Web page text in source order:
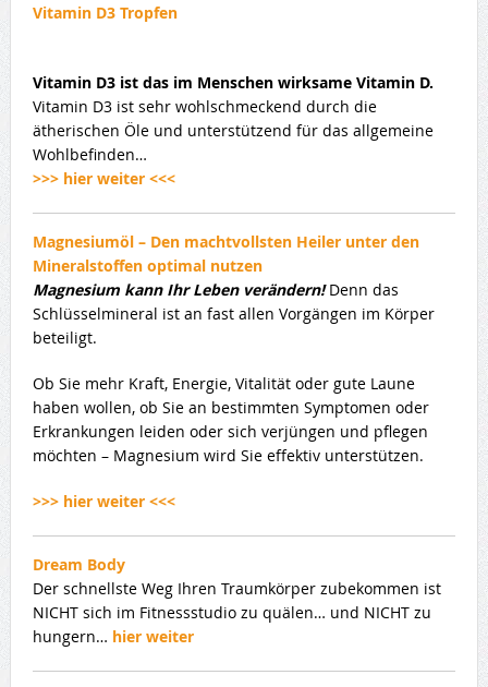
Vitamin D3 Tropfen
Vitamin D3 ist das im Menschen wirksame Vitamin D.
Vitamin D3 ist sehr wohlschmeckend durch die
ätherischen Öle und unterstützend für das allgemeine
Wohlbefinden…
>>> hier weiter <<<
Magnesiumöl – Den machtvollsten Heiler unter den
Mineralstoffen optimal nutzen
Magnesium kann Ihr Leben verändern!Denn das
Schlüsselmineral ist an fast allen Vorgängen im Körper
beteiligt.
Ob Sie mehr Kraft, Energie, Vitalität oder gute Laune
haben wollen, ob Sie an bestimmten Symptomen oder
Erkrankungen leiden oder sich verjüngen und pflegen
möchten – Magnesium wird Sie effektiv unterstützen.
>>> hier weiter <<<
Dream Body
Der schnellste Weg Ihren Traumkörper zubekommen ist
NICHT sich im Fitnessstudio zu quälen… und NICHT zu
hungern… hier weiter